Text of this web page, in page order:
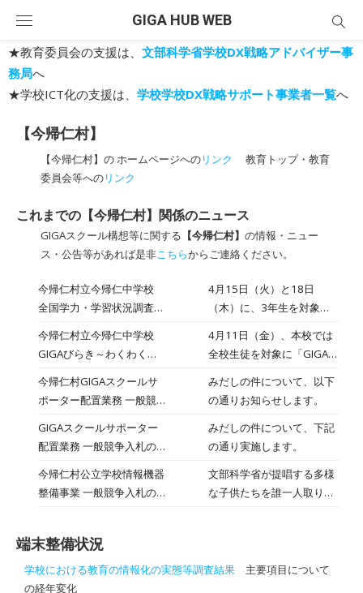
content
GIGA HUB WEB
★教育委員会の支援は、 文部科学省学校DX戦略アドバイザー事
務局へ
★学校ICT化の支援は、 学校学校DX戦略サポート事業者一覧へ
【今帰仁村】
【今帰仁村】の ホームページへのリンク
教育トップ・教育
委員会等へのリンク
これまでの【今帰仁村】関係のニュース
GIGAスクール構想等に関する 【今帰仁村】 の情報・ニュー
ス・公告等があれば是非こちらからご連絡ください。
今帰仁村立今帰仁中学校
全国学力・学習状況調査に
4月15日（火）と18日
（木）に、3年生を対象と
査が行われました。 火曜日
は「生徒質問紙」と「理
科」の調査を、情報端末を
活用したCBT（Computer
Based Testing：コンピュ
ータを利用したテスト）形
式で実施しました。 生徒た
ちは一人一人が
Chromebookを操作し、真
調査が行われ、こちらも集
今帰仁村立今帰仁中学校
GIGAびらき～わくわく
4月11日（金）、本校では
全校生徒を対象に「GIGAび
～」を実施しました。 4校
時は1年生を対象に、5校時
は全学年を対象としたオン
ライン形式で行いました。
1年生にとっては中学校で
の初めてのChromebook活
用ということで、 IDカード
トの基本、そしてタイピン
今帰仁村GIGAスクールサ
ポーター配置業務 一般競争
みだしの件について、以下
の通りお知らせします。
GIGAスクールサポーター
配置業務 一般競争入札の実
みだしの件について、下記
の通り実施します。
今帰仁村公立学校情報機器
整備事業 一般競争入札の実
文部科学省が提唱する多様
な子供たちを誰一人取り残
に育成できる「GIGAスクー
端末整備状況
学校における教育の情報化の実態等調査結果 主要項目について
の経年変化